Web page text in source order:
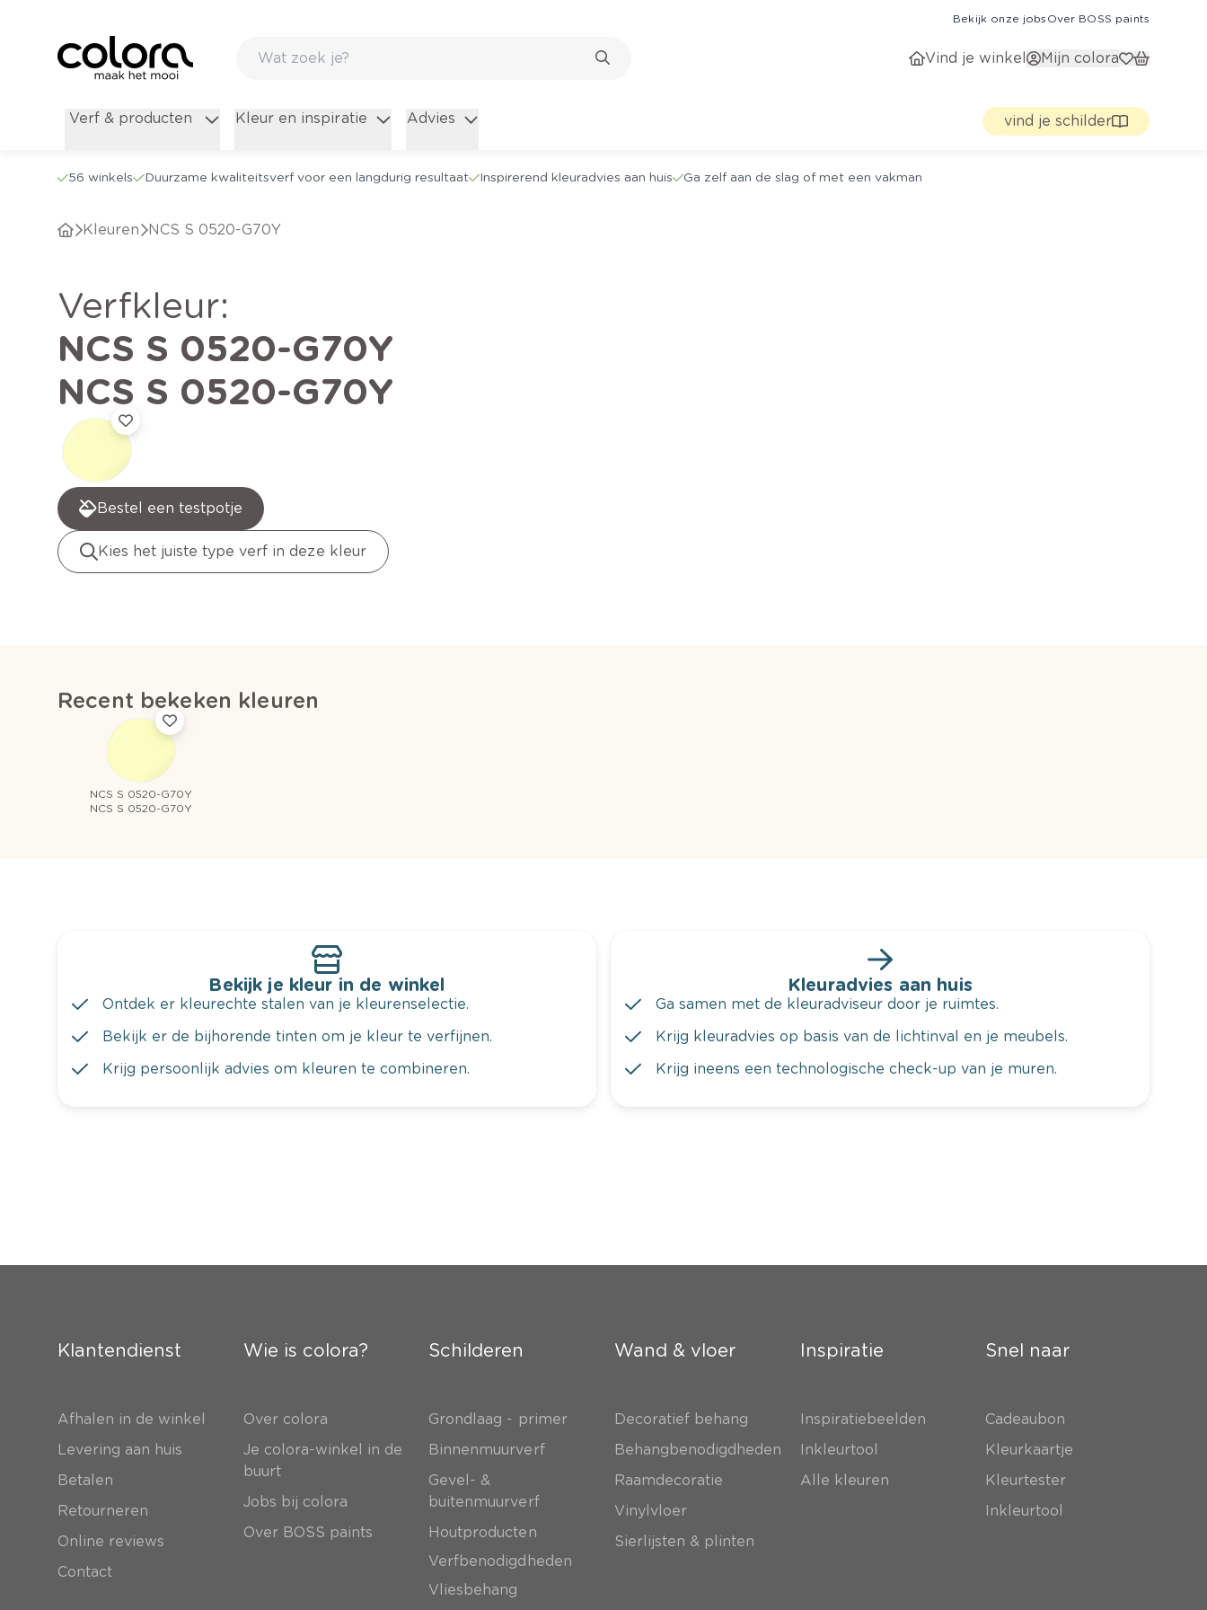
Bekijk onze jobs Over BOSS paints
Vind je winkel Mijn colora
Verf & producten Kleur en inspiratie Advies vind je schilder
56 winkels Duurzame kwaliteitsverf voor een langdurig resultaat Inspirerend kleuradvies aan huis Ga zelf aan de slag of met een vakman
Kleuren NCS S 0520-G70Y
verfkleur:
NCS S 0520-G70Y
NCS S 0520-G70Y
Bestel een testpotje
Kies het juiste type verf in deze kleur
Recent bekeken kleuren
NCS S 0520-G70Y
NCS S 0520-G70Y
Bekijk je kleur in de winkel
Ontdek er kleurechte stalen van je kleurenselectie.
Bekijk er de bijhorende tinten om je kleur te verfijnen.
Krijg persoonlijk advies om kleuren te combineren.
Kleuradvies aan huis
Ga samen met de kleuradviseur door je ruimtes.
Krijg kleuradvies op basis van de lichtinval en je meubels.
Krijg ineens een technologische check-up van je muren.
Klantendienst
Afhalen in de winkel
Levering aan huis
Betalen
Retourneren
Online reviews
Contact
Wie is colora?
Over colora
Je colora-winkel in de
buurt
Jobs bij colora
Over BOSS paints
Schilderen
Grondlaag - primer
Binnenmuurverf
Gevel- &
buitenmuurverf
Houtproducten
Verfbenodigdheden
Vliesbehang
Wand & vloer
Decoratief behang
Behangbenodigdheden
Raamdecoratie
Vinylvloer
Sierlijsten & plinten
Inspiratie
Inspiratiebeelden
Inkleurtool
Alle kleuren
Snel naar
Cadeaubon
Kleurkaartje
Kleurtester
Inkleurtool